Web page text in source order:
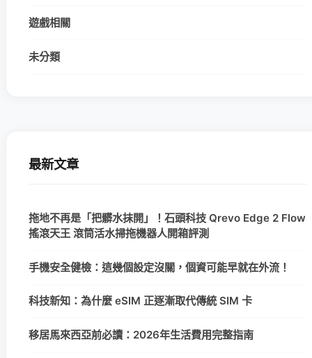
遊戲相關
未分類
最新文章
拖地不再是「把髒水抹開」！石頭科技 Qrevo Edge 2 Flow
搖滾天王 滾筒活水掃拖機器人開箱評測
手機安全健檢：這幾個設定沒關，個資可能早就在外流！
科技新知：為什麼 eSIM 正逐漸取代傳統 SIM 卡
移居馬來西亞前必讀：2026年生活費用完整指南